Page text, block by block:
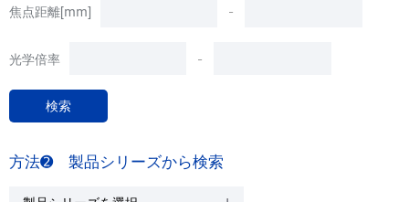
焦点距離[mm] -
光学倍率 -
方法➋ 製品シリーズから検索